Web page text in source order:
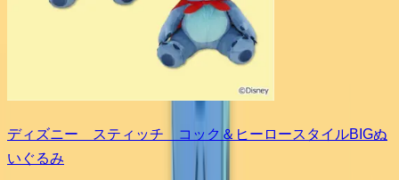
ディズニー スティッチ コック＆ヒーロースタイルBIGぬ
いぐるみ